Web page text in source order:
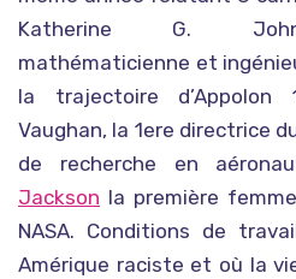
Katherine G.
mathématicienne et
la trajectoire d’Appolon
Vaughan, la 1ere directrice
de recherche en
Jackson la première
NASA. Conditions de
Amérique raciste et où la